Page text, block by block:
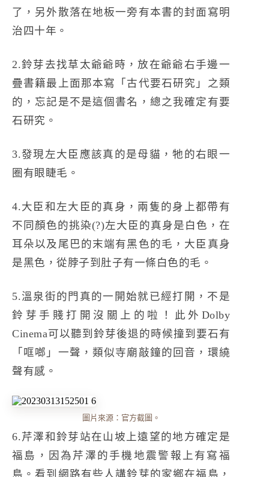
了，另外散落在地板一旁有本書的封面寫明
治四十年。
2.鈴芽去找草太爺爺時，放在爺爺右手邊一
疊書籍最上面那本寫「古代要石研究」之類
的，忘記是不是這個書名，總之我確定有要
石研究。
3.發現左大臣應該真的是母貓，牠的右眼一
圈有眼睫毛。
4.大臣和左大臣的真身，兩隻的身上都帶有
不同顏色的挑染(?)左大臣的真身是白色，在
耳朵以及尾巴的末端有黑色的毛，大臣真身
是黑色，從脖子到肚子有一條白色的毛。
5.溫泉街的門真的一開始就已經打開，不是
鈴芽手賤打開沒關上的啦！此外Dolby
Cinema可以聽到鈴芽後退的時候撞到要石有
「哐啷」一聲，類似寺廟敲鐘的回音，環繞
聲有感。
圖片來源：官方截圖。
6.芹澤和鈴芽站在山坡上遠望的地方確定是
福島，因為芹澤的手機地震警報上有寫福
島。看到網路有些人講鈴芽的家鄉在福島，